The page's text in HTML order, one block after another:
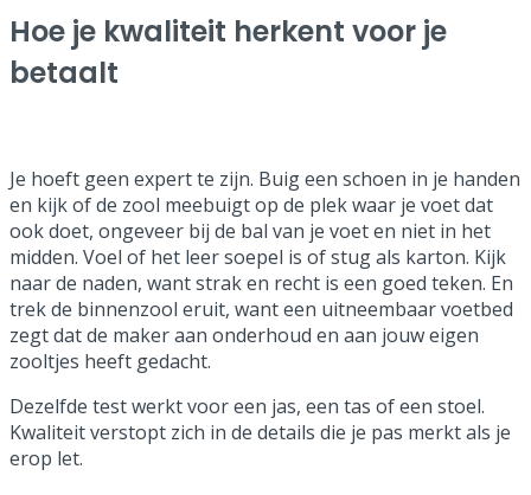
Hoe je kwaliteit herkent voor je
betaalt
Je hoeft geen expert te zijn. Buig een schoen in je handen
en kijk of de zool meebuigt op de plek waar je voet dat
ook doet, ongeveer bij de bal van je voet en niet in het
midden. Voel of het leer soepel is of stug als karton. Kijk
naar de naden, want strak en recht is een goed teken. En
trek de binnenzool eruit, want een uitneembaar voetbed
zegt dat de maker aan onderhoud en aan jouw eigen
zooltjes heeft gedacht.
Dezelfde test werkt voor een jas, een tas of een stoel.
Kwaliteit verstopt zich in de details die je pas merkt als je
erop let.